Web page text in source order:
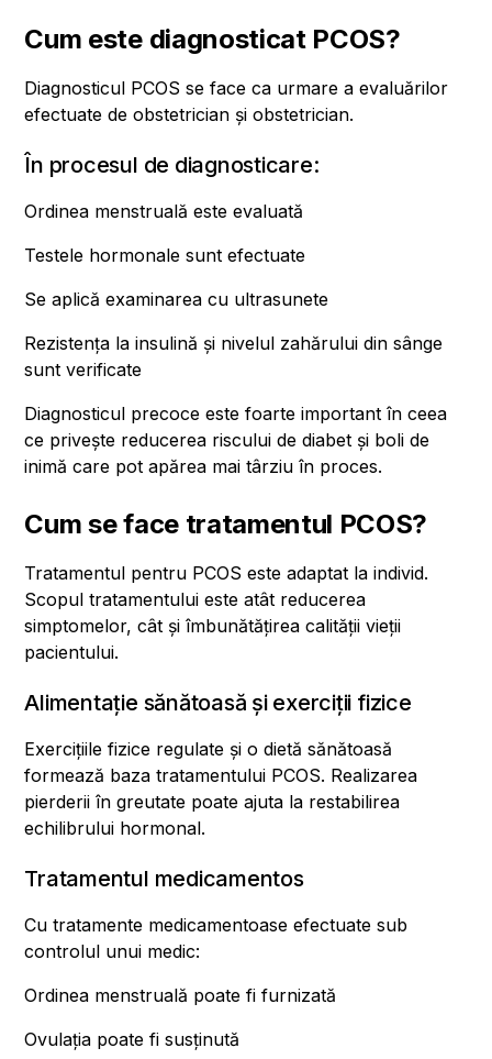
Cum este diagnosticat PCOS?
Diagnosticul PCOS se face ca urmare a evaluărilor
efectuate de obstetrician și obstetrician.
În procesul de diagnosticare:
Ordinea menstruală este evaluată
Testele hormonale sunt efectuate
Se aplică examinarea cu ultrasunete
Rezistența la insulină și nivelul zahărului din sânge
sunt verificate
Diagnosticul precoce este foarte important în ceea
ce privește reducerea riscului de diabet și boli de
inimă care pot apărea mai târziu în proces.
Cum se face tratamentul PCOS?
Tratamentul pentru PCOS este adaptat la individ.
Scopul tratamentului este atât reducerea
simptomelor, cât și îmbunătățirea calității vieții
pacientului.
Alimentație sănătoasă și exerciții fizice
Exercițiile fizice regulate și o dietă sănătoasă
formează baza tratamentului PCOS. Realizarea
pierderii în greutate poate ajuta la restabilirea
echilibrului hormonal.
Tratamentul medicamentos
Cu tratamente medicamentoase efectuate sub
controlul unui medic:
Ordinea menstruală poate fi furnizată
Ovulația poate fi susținută